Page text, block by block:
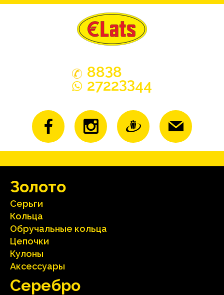
8838
27223344
Зoлoтo
Серьги
Кольца
Oбручальные кольца
Цепочки
Кулоны
Аксесcуары
Серебрo